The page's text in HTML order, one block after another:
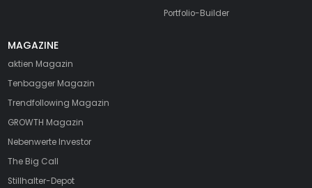
Portfolio-Builder
MAGAZINE
aktien Magazin
Tenbagger Magazin
Trendfollowing Magazin
GROWTH Magazin
Nebenwerte Investor
The Big Call
Stillhalter-Depot